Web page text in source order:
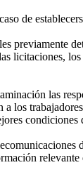
de
previamente
licitaciones,
las
los